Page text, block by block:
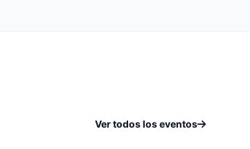
Ver todos los eventos